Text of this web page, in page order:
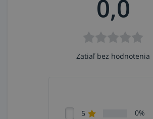
0,0
Zatiaľ bez hodnotenia
5 0%